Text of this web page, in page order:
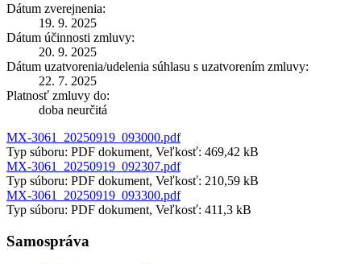
Dátum zverejnenia:
19. 9. 2025
Dátum účinnosti zmluvy:
20. 9. 2025
Dátum uzatvorenia/udelenia súhlasu s uzatvorením zmluvy:
22. 7. 2025
Platnosť zmluvy do:
doba neurčitá
MX-3061_20250919_093000.pdf
Typ súboru: PDF dokument, Veľkosť: 469,42 kB
MX-3061_20250919_092307.pdf
Typ súboru: PDF dokument, Veľkosť: 210,59 kB
MX-3061_20250919_093300.pdf
Typ súboru: PDF dokument, Veľkosť: 411,3 kB
Samospráva